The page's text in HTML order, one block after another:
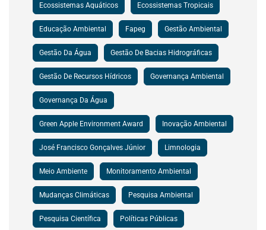
Ecossistemas Aquáticos Ecossistemas Tropicais
Educação Ambiental Fapeg Gestão Ambiental
Gestão Da Água Gestão De Bacias Hidrográficas
Gestão De Recursos Hídricos Governança Ambiental
Governança Da Água
Green Apple Environment Award Inovação Ambiental
José Francisco Gonçalves Júnior Limnologia
Meio Ambiente Monitoramento Ambiental
Mudanças Climáticas Pesquisa Ambiental
Pesquisa Científica Políticas Públicas